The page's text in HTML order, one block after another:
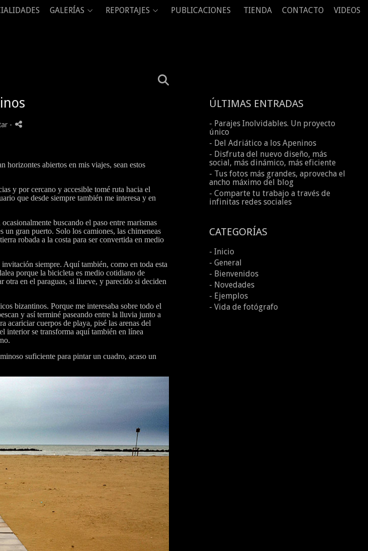
GALERÍAS REPORTAJES PUBLICACIONES TIENDA CONTACTO VIDEOS
-
horizontes abiertos en mis viajes, sean estos
y por cercano y accesible tomé ruta hacia el
que desde siempre también me interesa y en
buscando el paso entre marismas
un gran puerto. Solo los camiones, las chimeneas
robada a la costa para ser convertida en medio
siempre. Aquí también, como en toda esta
porque la bicicleta es medio cotidiano de
otra en el paraguas, si llueve, y parecido si deciden
bizantinos. Porque me interesaba sobre todo el
y así terminé paseando entre la lluvia junto a
acariciar cuerpos de playa, pisé las arenas del
interior se transforma aquí también en línea
suficiente para pintar un cuadro, acaso un
ÚLTIMAS ENTRADAS
- Parajes Inolvidables. Un proyecto
único
- Del Adriático a los Apeninos
- Disfruta del nuevo diseño, más
social, más dinámico, más eficiente
- Tus fotos más grandes, aprovecha el
ancho máximo del blog
- Comparte tu trabajo a través de
infinitas redes sociales
CATEGORÍAS
- Inicio
- General
- Bienvenidos
- Novedades
- Ejemplos
- Vida de fotógrafo